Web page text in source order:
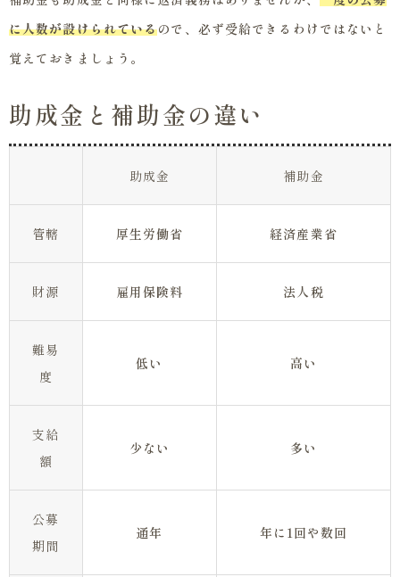
に人数が設けられているので、必ず受給できるわけではないと
覚えておきましょう。
助成金と補助金の違い
助成金 補助金
管轄 厚生労働省 経済産業省
財源 雇用保険料 法人税
難易
度
低い 高い
支給
額
少ない 多い
公募
期間
通年 年に1回や数回